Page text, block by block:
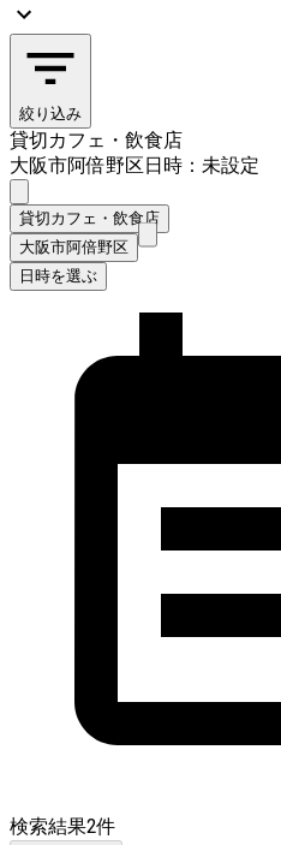
絞り込み
貸切カフェ・飲食店
大阪市阿倍野区日時：未設定
貸切カフェ・飲食店
大阪市阿倍野区
日時を選ぶ
検索結果2件